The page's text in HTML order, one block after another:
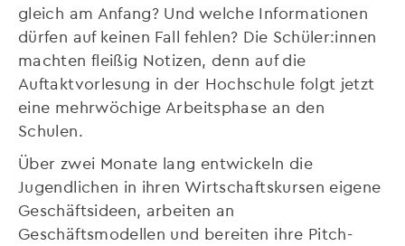
gleich am Anfang? Und welche Informationen
dürfen auf keinen Fall fehlen? Die Schüler:innen
machten fleißig Notizen, denn auf die
Auftaktvorlesung in der Hochschule folgt jetzt
eine mehrwöchige Arbeitsphase an den
Schulen.
Über zwei Monate lang entwickeln die
Jugendlichen in ihren Wirtschaftskursen eigene
Geschäftsideen, arbeiten an
Geschäftsmodellen und bereiten ihre Pitch-